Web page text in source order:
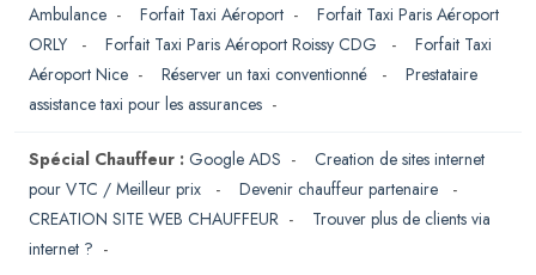
Ambulance - Forfait Taxi Aéroport - Forfait Taxi Paris Aéroport
ORLY
- Forfait Taxi Paris Aéroport Roissy CDG - Forfait Taxi
Aéroport Nice - Réserver un taxi conventionné - Prestataire
assistance taxi pour les assurances -
Spécial Chauffeur : Google ADS - Creation de sites internet
pour VTC / Meilleur prix
- Devenir chauffeur partenaire
-
CREATION SITE WEB CHAUFFEUR - Trouver plus de clients via
internet ? -